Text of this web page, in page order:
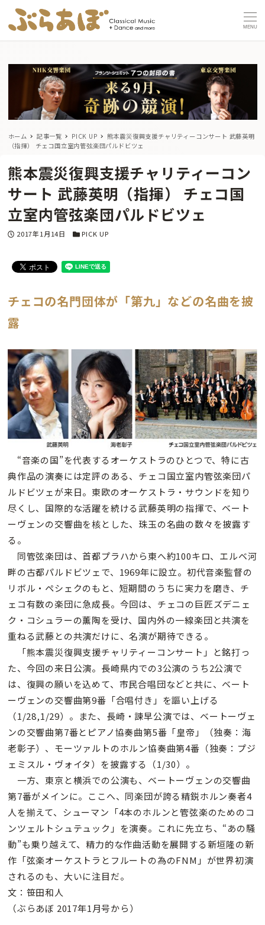
MENU
ホーム 記事一覧 PICK UP
熊本震災復興支援チャリティーコンサート 武藤英明
（指揮） チェコ国立室内管弦楽団パルドビツェ
熊本震災復興支援チャリティーコン
サート 武藤英明（指揮） チェコ国
立室内管弦楽団パルドビツェ
投稿日
2017年1月14日 カテゴリー
PICK UP
チェコの名門団体が「第九」などの名曲を披
露
“音楽の国”を代表するオーケストラのひとつで、特に古
典作品の演奏には定評のある、チェコ国立室内管弦楽団パ
ルドビツェが来日。東欧のオーケストラ・サウンドを知り
尽くし、国際的な活躍を続ける武藤英明の指揮で、ベート
ーヴェンの交響曲を核とした、珠玉の名曲の数々を披露す
る。
同管弦楽団は、首都プラハから東へ約100キロ、エルベ河
畔の古都パルドビツェで、1969年に設立。初代音楽監督の
リボル・ペシェクのもと、短期間のうちに実力を磨き、チ
ェコ有数の楽団に急成長。今回は、チェコの巨匠ズデニェ
ク・コシュラーの薫陶を受け、国内外の一線楽団と共演を
重ねる武藤との共演だけに、名演が期待できる。
「熊本震災復興支援チャリティーコンサート」と銘打っ
た、今回の来日公演。長崎県内での3公演のうち2公演で
は、復興の願いを込めて、市民合唱団などと共に、ベート
ーヴェンの交響曲第9番「合唱付き」を謳い上げる
（1/28,1/29）。また、長崎・諫早公演では、ベートーヴェ
ンの交響曲第7番とピアノ協奏曲第5番「皇帝」（独奏：海
老彰子）、モーツァルトのホルン協奏曲第4番（独奏：プジ
ェミスル・ヴォイタ）を披露する（1/30）。
一方、東京と横浜での公演も、ベートーヴェンの交響曲
第7番がメインに。ここへ、同楽団が誇る精鋭ホルン奏者4
人を揃えて、シューマン「4本のホルンと管弦楽のためのコ
ンツェルトシュテュック」を演奏。これに先立ち、“あの騒
動”も乗り越えて、精力的な作曲活動を展開する新垣隆の新
作「弦楽オーケストラとフルートの為のFNM」が世界初演
されるのも、大いに注目だ。
文：笹田和人
（ぶらあぼ 2017年1月号から）